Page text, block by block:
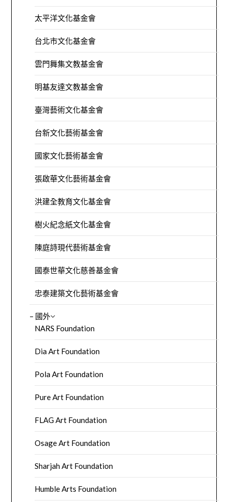
太平洋文化基金會
台北市文化基金會
雲門舞集文教基金會
明基友達文教基金會
臺灣藝術文化基金會
台新文化藝術基金會
國家文化藝術基金會
張啟華文化藝術基金會
洪建全教育文化基金會
樹火紀念紙文化基金會
陳庭詩現代藝術基金會
國泰世華文化慈善基金會
忠泰建築文化藝術基金會
– 國外
NARS Foundation
Dia Art Foundation
Pola Art Foundation
Pure Art Foundation
FLAG Art Foundation
Osage Art Foundation
Sharjah Art Foundation
Humble Arts Foundation